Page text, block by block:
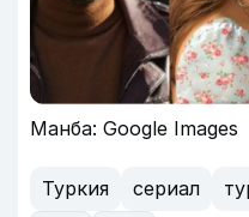
Манба: Google Images
Туркия сериал